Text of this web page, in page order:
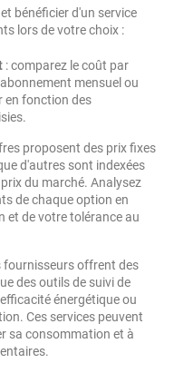
bénéficier d'un service
lors de votre choix :
: comparez le coût par
mensuel ou
en fonction des
proposent des prix fixes
d'autres sont indexées
du marché. Analysez
de chaque option en
et de votre tolérance au
fournisseurs offrent des
des outils de suivi de
énergétique ou
Ces services peuvent
sa consommation et à